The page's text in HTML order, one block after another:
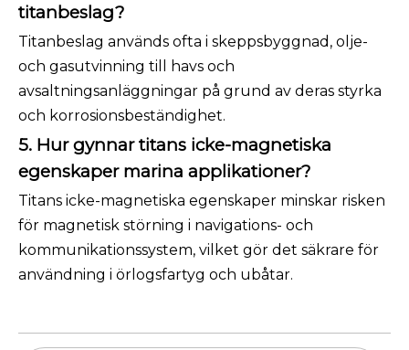
titanbeslag?
Titanbeslag används ofta i skeppsbyggnad, olje-
och gasutvinning till havs och
avsaltningsanläggningar på grund av deras styrka
och korrosionsbeständighet.
5. Hur gynnar titans icke-magnetiska
egenskaper marina applikationer?
Titans icke-magnetiska egenskaper minskar risken
för magnetisk störning i navigations- och
kommunikationssystem, vilket gör det säkrare för
användning i örlogsfartyg och ubåtar.